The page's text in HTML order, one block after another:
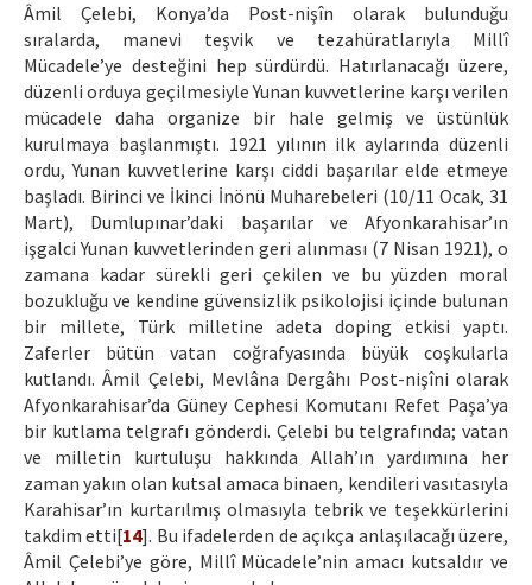
Âmil Çelebi, Konya’da Post-nişîn olarak bulunduğu
sıralarda, manevi teşvik ve tezahüratlarıyla Millî
Mücadele’ye desteğini hep sürdürdü. Hatırlanacağı üzere,
düzenli orduya geçilmesiyle Yunan kuvvetlerine karşı verilen
mücadele daha organize bir hale gelmiş ve üstünlük
kurulmaya başlanmıştı. 1921 yılının ilk aylarında düzenli
ordu, Yunan kuvvetlerine karşı ciddi başarılar elde etmeye
başladı. Birinci ve İkinci İnönü Muharebeleri (10/11 Ocak, 31
Mart), Dumlupınar’daki başarılar ve Afyonkarahisar’ın
işgalci Yunan kuvvetlerinden geri alınması (7 Nisan 1921), o
zamana kadar sürekli geri çekilen ve bu yüzden moral
bozukluğu ve kendine güvensizlik psikolojisi içinde bulunan
bir millete, Türk milletine adeta doping etkisi yaptı.
Zaferler bütün vatan coğrafyasında büyük coşkularla
kutlandı. Âmil Çelebi, Mevlâna Dergâhı Post-nişîni olarak
Afyonkarahisar’da Güney Cephesi Komutanı Refet Paşa’ya
bir kutlama telgrafı gönderdi. Çelebi bu telgrafında; vatan
ve milletin kurtuluşu hakkında Allah’ın yardımına her
zaman yakın olan kutsal amaca binaen, kendileri vasıtasıyla
Karahisar’ın kurtarılmış olmasıyla tebrik ve teşekkürlerini
takdim etti[14]. Bu ifadelerden de açıkça anlaşılacağı üzere,
Âmil Çelebi’ye göre, Millî Mücadele’nin amacı kutsaldır ve